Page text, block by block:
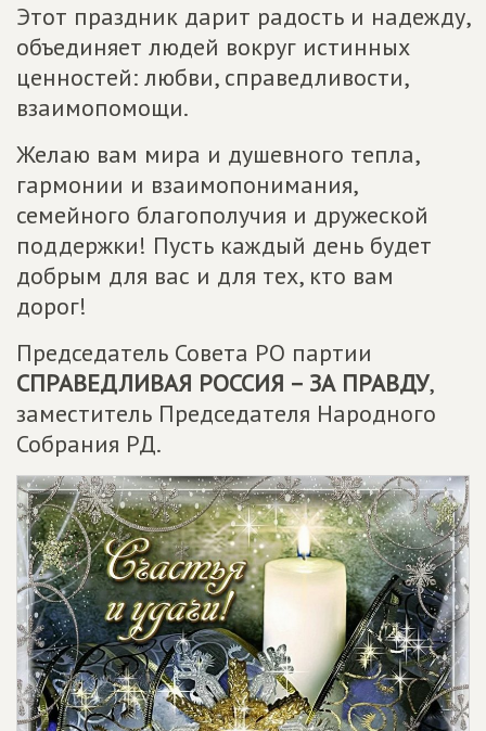
Этот праздник дарит радость и надежду,
объединяет людей вокруг истинных
ценностей: любви, справедливости,
взаимопомощи.
Желаю вам мира и душевного тепла,
гармонии и взаимопонимания,
семейного благополучия и дружеской
поддержки! Пусть каждый день будет
добрым для вас и для тех, кто вам
дорог!
Председатель Совета РО партии
СПРАВЕДЛИВАЯ РОССИЯ – ЗА ПРАВДУ,
заместитель Председателя Народного
Собрания РД.